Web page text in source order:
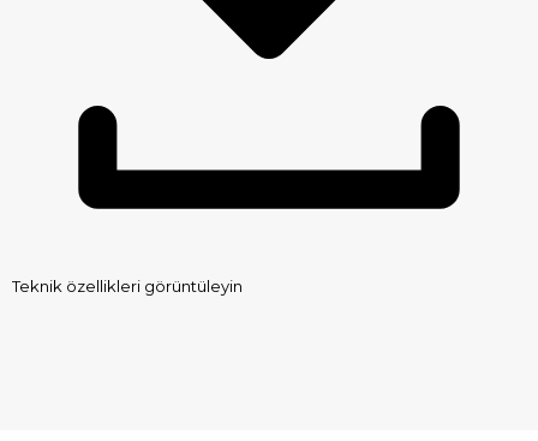
Teknik özellikleri görüntüleyin